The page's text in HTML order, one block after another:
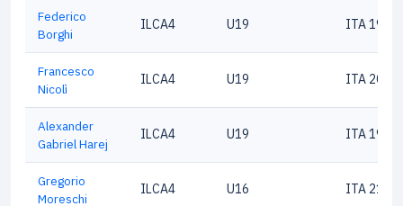
Federico
Borghi
ILCA4 U19 ITA
Francesco
Nicolì
ILCA4 U19 ITA
Alexander
Gabriel Harej
ILCA4 U19 ITA
Gregorio
Moreschi
ILCA4 U16 ITA